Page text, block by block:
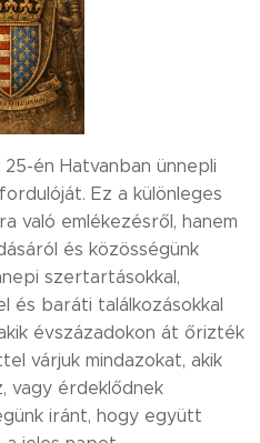
én Hatvanban ünnepli
Ez a különleges
való emlékezésről, hanem
és közösségünk
szertartásokkal,
és baráti találkozásokkal
évszázadokon át őrizték
várjuk mindazokat, akik
vagy érdeklődnek
iránt, hogy együtt